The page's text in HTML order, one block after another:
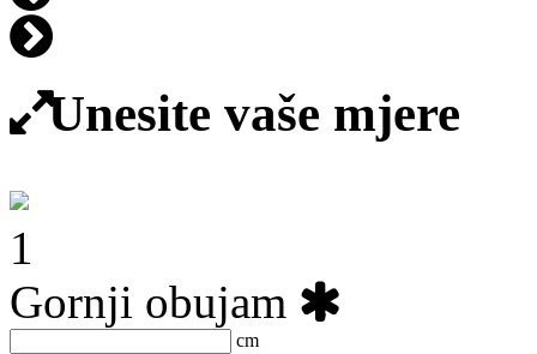
Unesite vaše mjere
1
Gornji obujam
:
cm